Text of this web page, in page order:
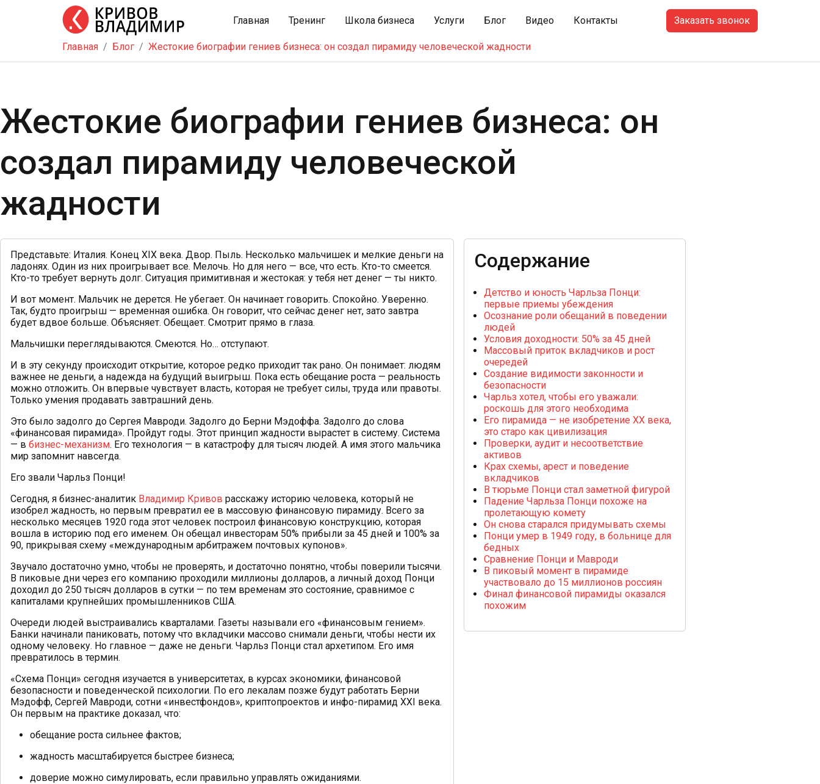
Главная Тренинг Школа бизнеса Услуги Блог Видео Контакты Заказать звонок
бизнеса
Услуги
Видео
Контакты
Главная Блог Жестокие биографии гениев бизнеса: он создал пирамиду человеческой жадности
Жестокие биографии гениев бизнеса: он
создал пирамиду человеческой
жадности
Содержание
Детство и юность Чарльза Понци:
первые приемы убеждения
Осознание роли обещаний в поведении
людей
Условия доходности: 50% за 45 дней
Массовый приток вкладчиков и рост
очередей
Создание видимости законности и
безопасности
Чарльз хотел, чтобы его уважали:
роскошь для этого необходима
Его пирамида — не изобретение XX века,
это старо как цивилизация
Проверки, аудит и несоответствие
активов
Крах схемы, арест и поведение
вкладчиков
В тюрьме Понци стал заметной фигурой
Падение Чарльза Понци похоже на
пролетающую комету
Он снова старался придумывать схемы
Понци умер в 1949 году, в больнице для
бедных
Сравнение Понци и Мавроди
В пиковый момент в пирамиде
участвовало до 15 миллионов россиян
Финал финансовой пирамиды оказался
похожим
Представьте: Италия. Конец XIX века. Двор. Пыль. Несколько мальчишек и мелкие деньги на
ладонях. Один из них проигрывает все. Мелочь. Но для него — все, что есть. Кто-то смеется.
Кто-то требует вернуть долг. Ситуация примитивная и жестокая: у тебя нет денег — ты никто.
И вот момент. Мальчик не дерется. Не убегает. Он начинает говорить. Спокойно. Уверенно.
Так, будто проигрыш — временная ошибка. Он говорит, что сейчас денег нет, зато завтра
будет вдвое больше. Объясняет. Обещает. Смотрит прямо в глаза.
Мальчишки переглядываются. Смеются. Но… отступают.
И в эту секунду происходит открытие, которое редко приходит так рано. Он понимает: людям
важнее не деньги, а надежда на будущий выигрыш. Пока есть обещание роста — реальность
можно отложить. Он впервые чувствует власть, которая не требует силы, труда или правоты.
Только умения продавать завтрашний день.
Это было задолго до Сергея Мавроди. Задолго до Берни Мэдоффа. Задолго до слова
«финансовая пирамида». Пройдут годы. Этот принцип жадности вырастет в систему. Система
— в бизнес-механизм. Его технология — в катастрофу для тысяч людей. А имя этого мальчика
мир запомнит навсегда.
Его звали Чарльз Понци!
Сегодня, я бизнес-аналитик Владимир Кривов расскажу историю человека, который не
изобрел жадность, но первым превратил ее в массовую финансовую пирамиду. Всего за
несколько месяцев 1920 года этот человек построил финансовую конструкцию, которая
вошла в историю под его именем. Он обещал инвесторам 50% прибыли за 45 дней и 100% за
90, прикрывая схему «международным арбитражем почтовых купонов».
Звучало достаточно умно, чтобы не проверять, и достаточно понятно, чтобы поверили тысячи.
В пиковые дни через его компанию проходили миллионы долларов, а личный доход Понци
доходил до 250 тысяч долларов в сутки — по тем временам это состояние, сравнимое с
капиталами крупнейших промышленников США.
Очереди людей выстраивались кварталами. Газеты называли его «финансовым гением».
Банки начинали паниковать, потому что вкладчики массово снимали деньги, чтобы нести их
одному человеку. Но главное — даже не деньги. Чарльз Понци стал архетипом. Его имя
превратилось в термин.
«Схема Понци» сегодня изучается в университетах, в курсах экономики, финансовой
безопасности и поведенческой психологии. По его лекалам позже будут работать Берни
Мэдофф, Сергей Мавроди, сотни «инвестфондов», криптопроектов и инфо-пирамид XXI века.
Он первым на практике доказал, что:
обещание роста сильнее фактов;
жадность масштабируется быстрее бизнеса;
доверие можно симулировать, если правильно управлять ожиданиями.